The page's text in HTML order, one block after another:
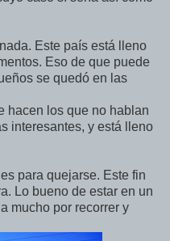
Este país está lleno
Eso de que puede
se quedó en las
hacen los que no hablan
interesantes, y está lleno
para quejarse. Este fin
Lo bueno de estar en un
mucho por recorrer y